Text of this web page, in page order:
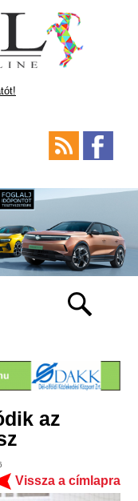
az
Vissza a címlapra